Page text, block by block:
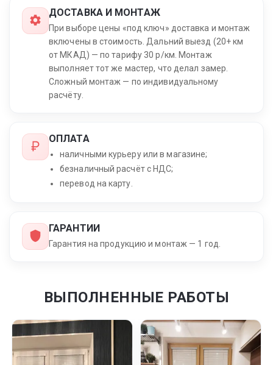
ДОСТАВКА И МОНТАЖ
При выборе цены «под ключ» доставка и монтаж
включены в стоимость. Дальний выезд (20+ км
от МКАД) — по тарифу 30 р/км. Монтаж
выполняет тот же мастер, что делал замер.
Сложный монтаж — по индивидуальному
расчёту.
ОПЛАТА
наличными курьеру или в магазине;
безналичный расчёт с НДС;
перевод на карту.
ГАРАНТИИ
Гарантия на продукцию и монтаж — 1 год.
ВЫПОЛНЕННЫЕ РАБОТЫ